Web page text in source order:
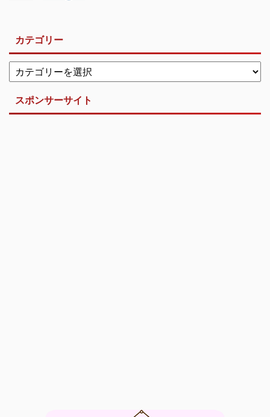
カテゴリー
スポンサーサイト